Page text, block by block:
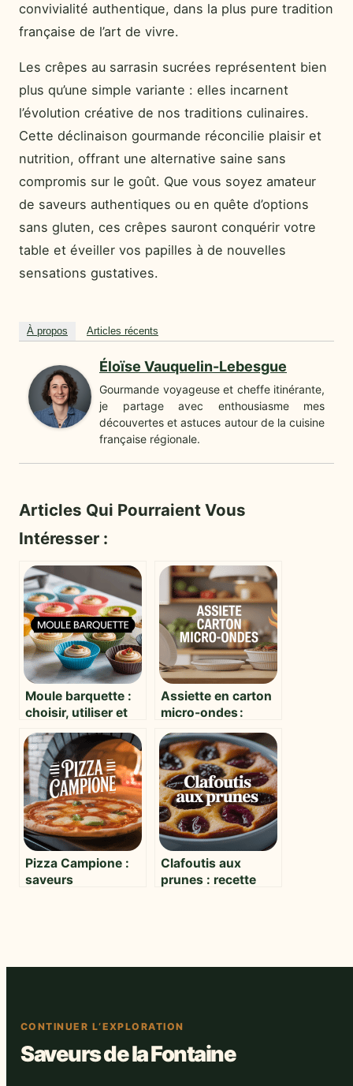
convivialité authentique, dans la plus pure tradition
française de l’art de vivre.
Les crêpes au sarrasin sucrées représentent bien
plus qu’une simple variante : elles incarnent
l’évolution créative de nos traditions culinaires.
Cette déclinaison gourmande réconcilie plaisir et
nutrition, offrant une alternative saine sans
compromis sur le goût. Que vous soyez amateur
de saveurs authentiques ou en quête d’options
sans gluten, ces crêpes sauront conquérir votre
table et éveiller vos papilles à de nouvelles
sensations gustatives.
À propos Articles récents
Éloïse Vauquelin-Lebesgue
Gourmande voyageuse et cheffe itinérante,
je partage avec enthousiasme mes
découvertes et astuces autour de la cuisine
française régionale.
Articles Qui Pourraient Vous
Intéresser :
Moule barquette :
choisir, utiliser et
réussir vos
préparations
Assiette en carton
micro-ondes :
quelle sécurité et
quels usages au
quotidien ?
Pizza Campione :
saveurs
Clafoutis aux
prunes : recette
CONTINUER L’EXPLORATION
Saveurs de la Fontaine